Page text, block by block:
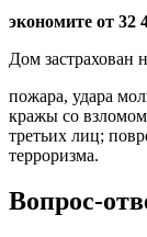
экономите от 32
Дом застрахован
пожара, удара
кражы со
третьих лиц;
терроризма.
Вопрос-